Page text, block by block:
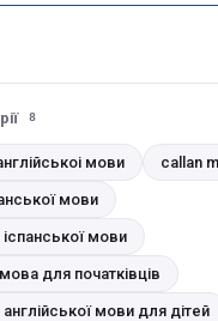
8
мови callan
мови
мови
для початківців
мови для дітей